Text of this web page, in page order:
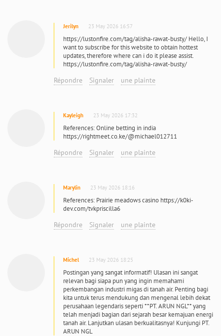
Jerilyn 23 May 2026 16:57
https://lustonfire.com/tag/alisha-rawat-busty/ Hello, I
want to subscribe for this website to obtain hottest
updates, therefore where can i do it please assist.
https://lustonfire.com/tag/alisha-rawat-busty/
Répondre Signaler une plainte
Kayleigh 23 May 2026 17:32
References: Online betting in india
https://rightmeet.co.ke/@michael012711
Répondre Signaler une plainte
Marylin 23 May 2026 18:16
References: Prairie meadows casino https://k0ki-
dev.com/tvkpriscilla6
Répondre Signaler une plainte
Michel 23 May 2026 18:25
Postingan yang sangat informatif! Ulasan ini sangat
relevan bagi siapa pun yang ingin memahami
perkembangan industri migas di tanah air. Penting bagi
kita untuk terus mendukung dan mengenal lebih dekat
perusahaan legendaris seperti **PT. ARUN NGL** yang
telah menjadi bagian dari sejarah besar kemajuan energi
tanah air. Lanjutkan ulasan berkualitasnya! Kunjungi PT.
ARUN NGL